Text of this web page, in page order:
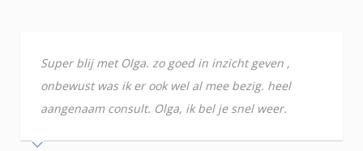
Super blij met Olga. zo goed in inzicht geven ,
onbewust was ik er ook wel al mee bezig. heel
aangenaam consult. Olga, ik bel je snel weer.